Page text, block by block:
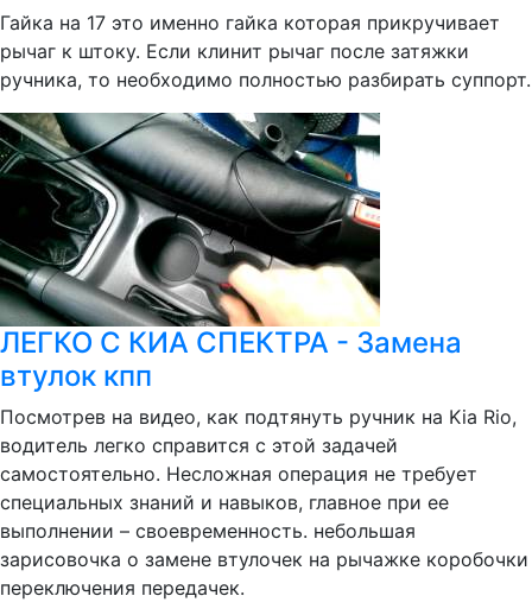
Гайка на 17 это именно гайка которая прикручивает
рычаг к штоку. Если клинит рычаг после затяжки
ручника, то необходимо полностью разбирать суппорт.
ЛЕГКО С КИА СПЕКТРА - Замена
втулок кпп
Посмотрев на видео, как подтянуть ручник на Kia Rio,
водитель легко справится с этой задачей
самостоятельно. Несложная операция не требует
специальных знаний и навыков, главное при ее
выполнении – своевременность. небольшая
зарисовочка о замене втулочек на рычажке коробочки
переключения передачек.